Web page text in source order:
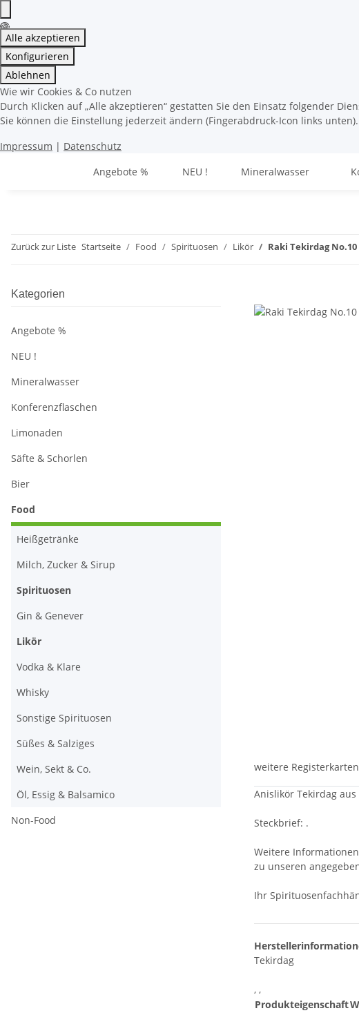
Alle akzeptieren
Konfigurieren
Ablehnen
Wie wir Cookies & Co nutzen
Durch Klicken auf „Alle akzeptieren“ gestatten Sie den Einsatz folgender
Sie können die Einstellung jederzeit ändern (Fingerabdruck-Icon links
Impressum | Datenschutz
Angebote %
NEU ! Mineralwasser
Zurück zur Liste Startseite Food Spirituosen Likör Raki Tekirdag No.10
weitere
Anislikör Tekirdag
Steckbrief: .
Weitere
zu unseren
Ihr
Tekirdag
, ,
Produkteigenschaft
Kategorien
Angebote %
NEU !
Mineralwasser
Konferenzflaschen
Limonaden
Säfte & Schorlen
Bier
Food
Heißgetränke
Milch, Zucker & Sirup
Spirituosen
Gin & Genever
Likör
Vodka & Klare
Whisky
Sonstige Spirituosen
Süßes & Salziges
Wein, Sekt & Co.
Öl, Essig & Balsamico
Non-Food